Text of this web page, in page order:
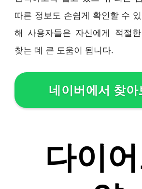
따른 정보도 손쉽게 확인할 수
해 사용자들은 자신에게 적절
찾는 데 큰 도움이 됩니다.
네이버에서 찾아